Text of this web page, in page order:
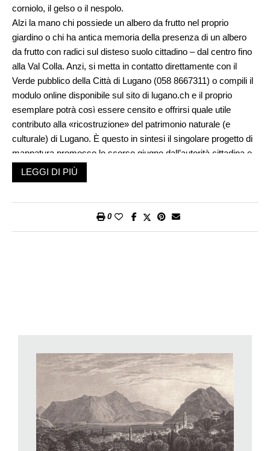
corniolo, il gelso o il nespolo.
Alzi la mano chi possiede un albero da frutto nel proprio
giardino o chi ha antica memoria della presenza di un albero
da frutto con radici sul disteso suolo cittadino – dal centro fino
alla Val Colla. Anzi, si metta in contatto direttamente con il
Verde pubblico della Città di Lugano (058 8667311) o compili il
modulo online disponibile sul sito di lugano.ch e il proprio
esemplare potrà così essere censito e offrirsi quale utile
contributo alla «ricostruzione» del patrimonio naturale (e
culturale) di Lugano. È questo in sintesi il singolare progetto di
mappatura promosso lo scorso giugno dall’autorità cittadina e
tuttora in corso. L’appello è rivolto a tutti i proprietari di piante
da frutto e a chiunque desideri contribuire a «fotografare» nel
generose presenze della natura nel comprensorio urbano.
C’è anche una pianta mirabelle. «Sì, ma non metta troppo
nell’articolo altrimenti mi aumentano le tasse» – risponde
ironico Mario Berardi, che dopo il nostro incontro ci informa
che aderirà al censimento degli alberi da frutto in corso.
Ma qual è il motivo di una mappatura e quali gli sviluppi futuri?
Michele Bertini, vice sindaco di Lugano e capo dicastero
sicurezza e spazi urbani: «Il progetto prevede di censire gli
LEGGI DI PIÙ
0